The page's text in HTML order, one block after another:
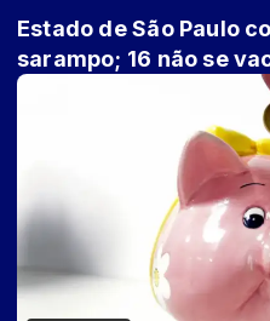
Estado de São Paulo
sarampo; 16 não se